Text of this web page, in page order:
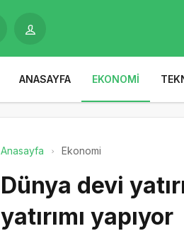
ANASAYFA EKONOMI
Anasayfa Ekonomi
Dünya devi
yatırımı yapıyor